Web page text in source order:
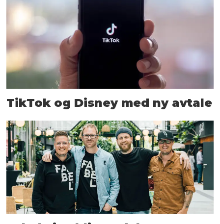
TikTok og Disney med ny avtale